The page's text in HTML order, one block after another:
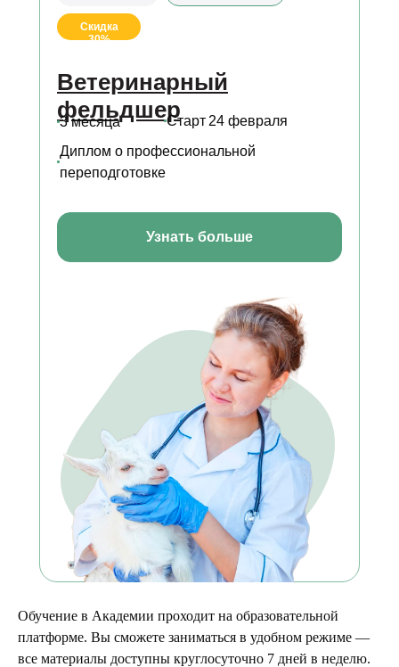
Ветеринарный
фельдшер
Диплом о профессиональной
переподготовке
Старт 24 февраля
3 месяца
Узнать больше
Скидка
30%
Обучение в Академии проходит на образовательной
платформе. Вы сможете заниматься в удобном режиме —
все материалы доступны круглосуточно 7 дней в неделю.